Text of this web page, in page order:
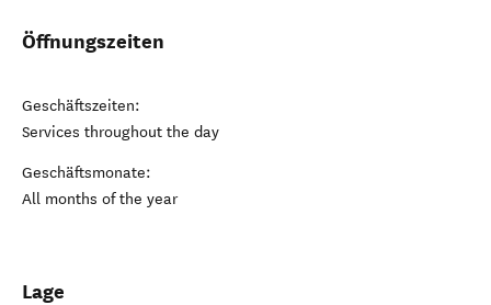
Öffnungszeiten
Geschäftszeiten:
Services throughout the day
Geschäftsmonate:
All months of the year
Lage